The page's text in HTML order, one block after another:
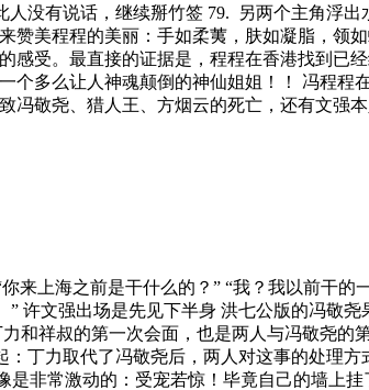
没有说话，继续掰竹签 79. 另两个主角浮
美程程的美丽：手如柔荑，肤如凝脂，领
受。最直接的证据是，程程在香港找到已
多么让人神魂颠倒的神仙姐姐！！ 冯程程
冯敬尧、猎人王、方烟云的死亡，还有文强
来上海之前是干什么的？” “我？我以前干
许文强出场是先见下半身 洪七公版的冯敬
和祥叔的第一次会面，也是两人与冯敬尧
丁力取代了冯敬尧后，两人对这事的处理
非常激动的：受宠若惊！毕竟自己的墙上